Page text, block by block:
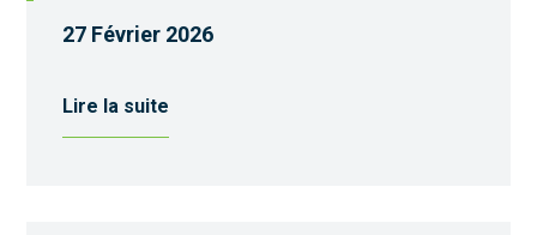
27 Février 2026
Lire la suite